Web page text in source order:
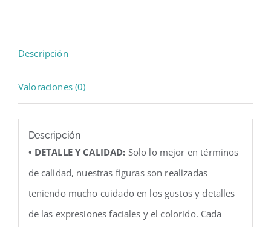
Descripción
Valoraciones (0)
Descripción
• DETALLE Y CALIDAD: Solo lo mejor en términos
de calidad, nuestras figuras son realizadas
teniendo mucho cuidado en los gustos y detalles
de las expresiones faciales y el colorido. Cada